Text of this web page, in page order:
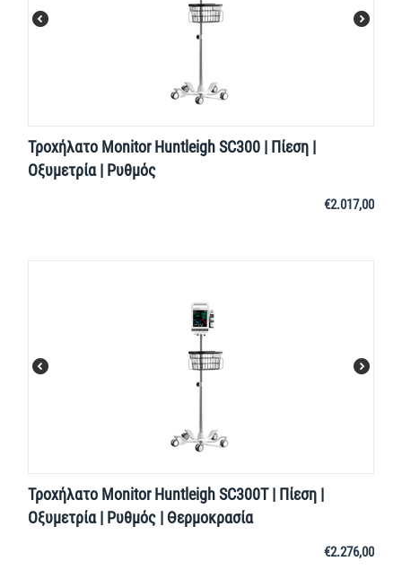
Τροχήλατο Monitor Huntleigh SC300 | Πίεση |
Οξυμετρία | Ρυθμός
€2.017,00
Τροχήλατο Monitor Huntleigh SC300T | Πίεση |
Οξυμετρία | Ρυθμός | Θερμοκρασία
€2.276,00